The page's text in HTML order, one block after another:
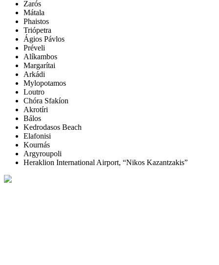
Zarós
Mátala
Phaistos
Triópetra
Ágios Pávlos
Préveli
Alíkambos
Margarítai
Arkádi
Mylopotamos
Loutro
Chóra Sfakíon
Akrotíri
Bálos
Kedrodasos Beach
Elafonisi
Kournás
Argyroupoli
Heraklion International Airport, “Nikos Kazantzakis”